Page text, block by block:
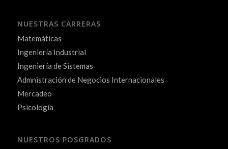
NUESTRAS CARRERAS
Matemáticas
Ingeniería Industrial
Ingeniería de Sistemas
Admnistración de Negocios Internacionales
Mercadeo
Psicología
NUESTROS POSGRADOS